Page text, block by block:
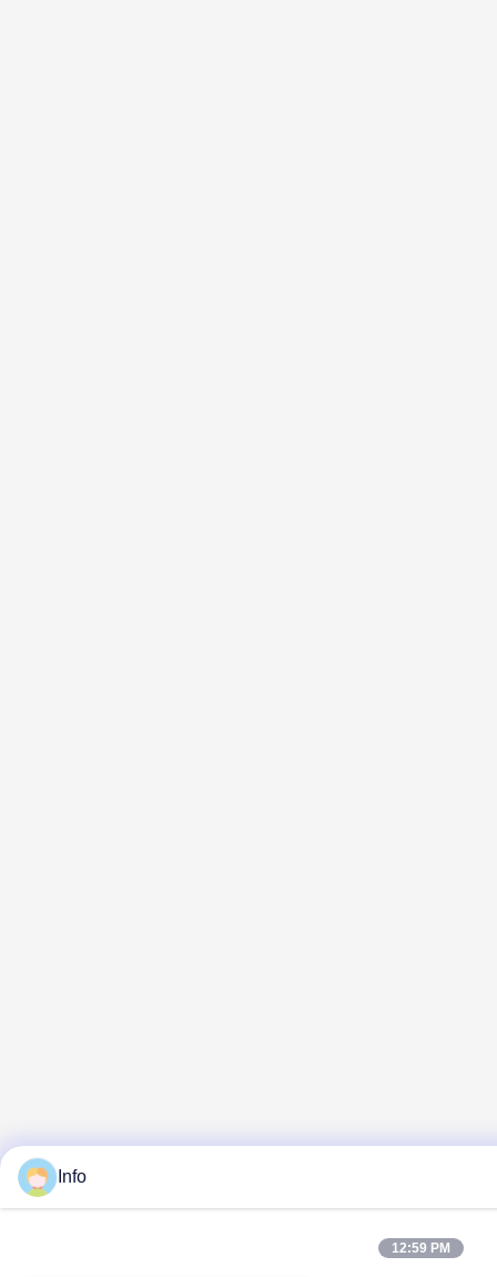
Info
12:59 PM